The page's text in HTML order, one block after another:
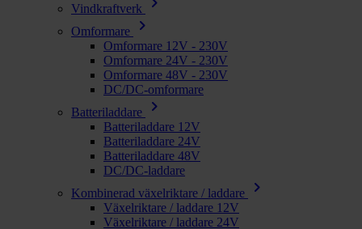
Vindkraftverk
Omformare chevron_right
Omformare 12V - 230V
Omformare 24V - 230V
Omformare 48V - 230V
DC/DC-omformare
Batteriladdare
chevron_right
Batteriladdare 12V
Batteriladdare 24V
Batteriladdare 48V
DC/DC-laddare
Kombinerad växelriktare / laddare
chevron_right
Växelriktare / laddare 12V
Växelriktare / laddare 24V